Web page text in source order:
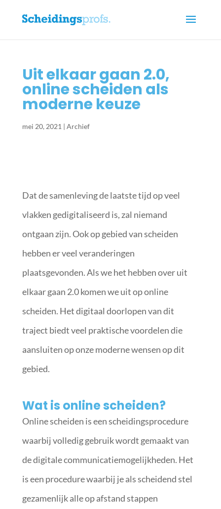
Uit elkaar gaan 2.0,
online scheiden als
moderne keuze
mei 20, 2021 | Archief
Dat de samenleving de laatste tijd op veel
vlakken gedigitaliseerd is, zal niemand
ontgaan zijn. Ook op gebied van scheiden
hebben er veel veranderingen
plaatsgevonden. Als we het hebben over uit
elkaar gaan 2.0 komen we uit op online
scheiden. Het digitaal doorlopen van dit
traject biedt veel praktische voordelen die
aansluiten op onze moderne wensen op dit
gebied.
Wat is online scheiden?
Online scheiden is een scheidingsprocedure
waarbij volledig gebruik wordt gemaakt van
de digitale communicatiemogelijkheden. Het
is een procedure waarbij je als scheidend stel
gezamenlijk alle op afstand stappen